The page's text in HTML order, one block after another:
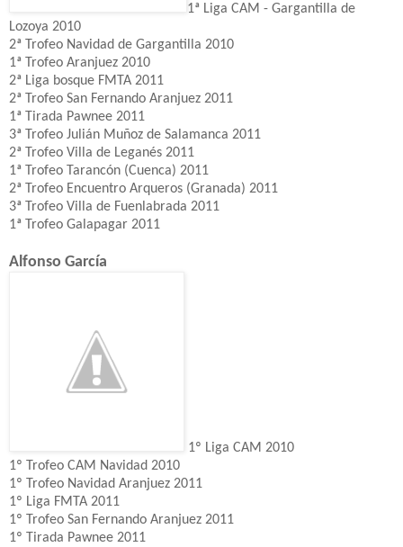
1ª Liga CAM - Gargantilla de
Lozoya 2010
2ª Trofeo Navidad de Gargantilla 2010
1ª Trofeo Aranjuez 2010
2ª Liga bosque FMTA 2011
2ª Trofeo San Fernando Aranjuez 2011
1ª Tirada Pawnee 2011
3ª Trofeo Julián Muñoz de Salamanca 2011
2ª Trofeo Villa de Leganés 2011
1ª Trofeo Tarancón (Cuenca) 2011
2ª Trofeo Encuentro Arqueros (Granada) 2011
3ª Trofeo Villa de Fuenlabrada 2011
1ª Trofeo Galapagar 2011
Alfonso García
1º Liga CAM 2010
1º Trofeo CAM Navidad 2010
1º Trofeo Navidad Aranjuez 2011
1º Liga FMTA 2011
1º Trofeo San Fernando Aranjuez 2011
1º Tirada Pawnee 2011